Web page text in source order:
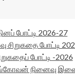
போட்டி 2026-27
சிறுகதை போட்டி
போட்டி -2026
நினைவு